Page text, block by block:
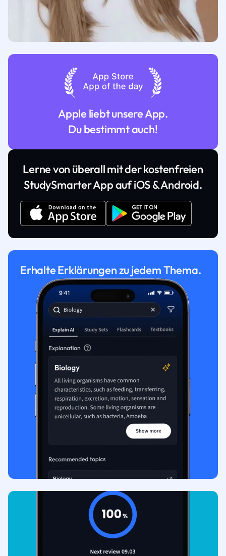
Apple liebt unsere App.
Du bestimmt auch!
Lerne von überall mit der kostenfreien
StudySmarter App auf iOS & Android.
Erhalte Erklärungen zu jedem Thema.